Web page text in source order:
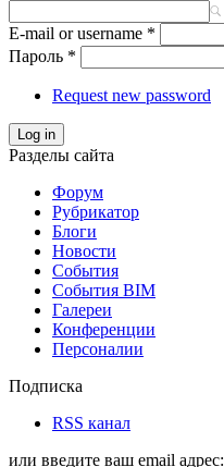
E-mail or username *
Пароль *
Request new password
Log in
Разделы сайта
Форум
Рубрикатор
Блоги
Новости
События
События BIM
Галереи
Конференции
Персоналии
Подписка
RSS канал
или введите ваш email адрес: